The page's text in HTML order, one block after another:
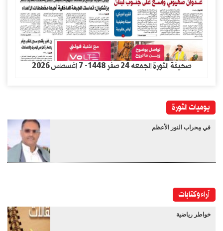
صحيفة الثورة الجمعه 24 صفر 1448- 7 اغسطس 2026
يوميات الثورة
في مِحراب النور الأعظم
آراء وكتابات
خواطر رياضية